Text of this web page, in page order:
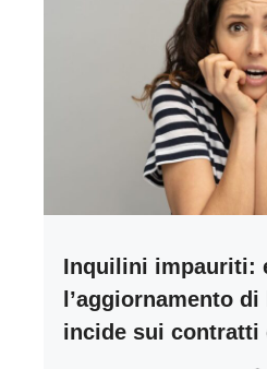
Inquilini impauriti:
l’aggiornamento
incide sui contratti